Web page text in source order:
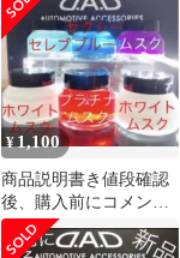
¥1,100
商品説明書き値段確認
後、購入前にコメント
必要!!DAD詰め替え